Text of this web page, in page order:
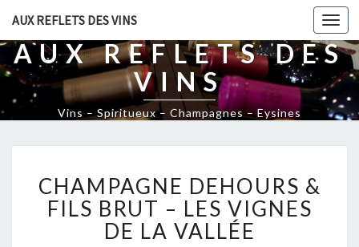
AUX REFLETS DES VINS
AUX REFLETS DES
VINS
Vins – Spiritueux – Champagnes – Eysines
A
M
P
CHAMPAGNE DEHOURS &
FILS BRUT – LES VIGNES
DE LA VALLÉE